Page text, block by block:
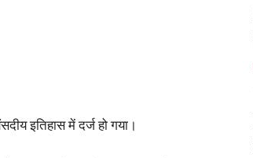
इतिहास में दर्ज हो गया।